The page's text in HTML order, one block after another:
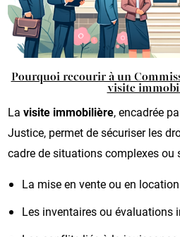
Pourquoi recourir à un
visite
Lavisite immobilière, encadrée
Justice, permet de sécuriser les
cadre de situations complexes ou
La mise en vente ou en
Les inventaires ou évaluations